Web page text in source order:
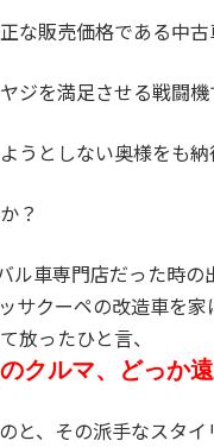
な販売価格である中古
ジを満足させる戦闘機
うとしない奥様をも
？
ル車専門店だった時の
サクーペの改造車を家
放ったひと言、
クルマ、どっか
と、その派手なスタイ